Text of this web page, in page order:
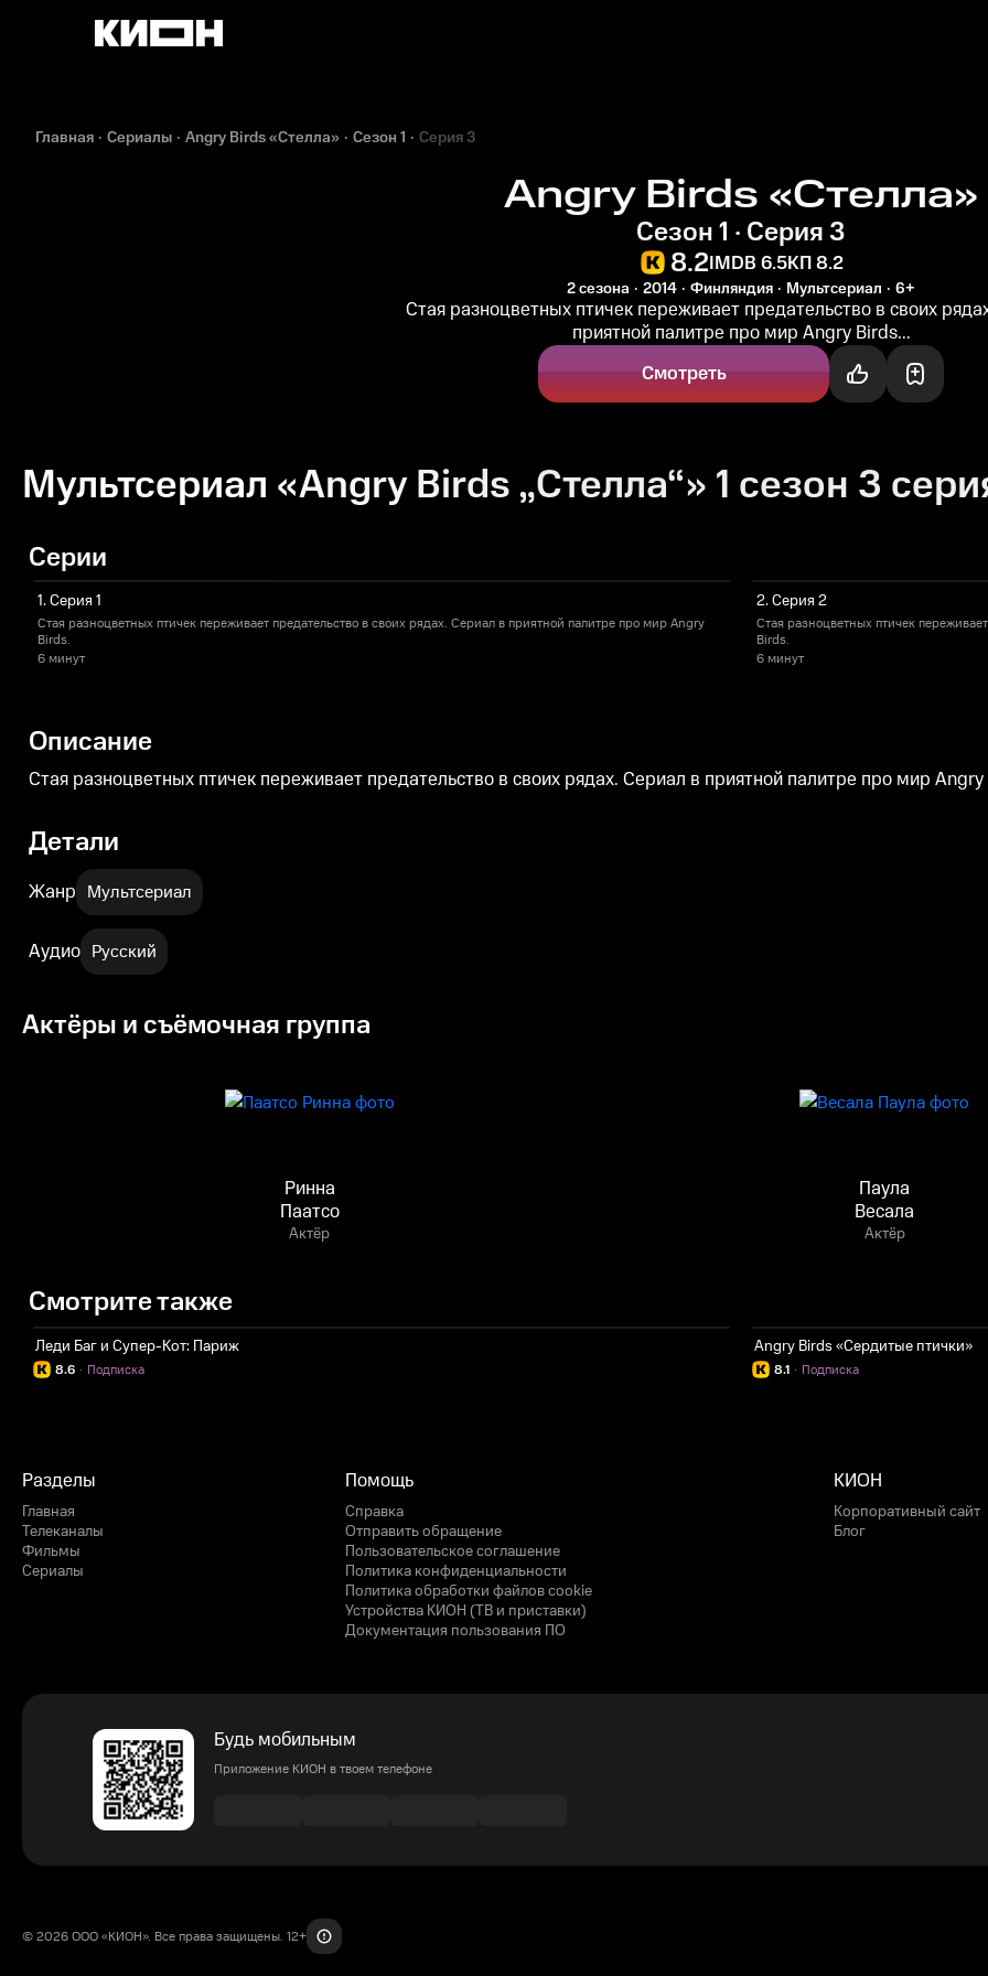
Главная Сериалы Angry Birds «Стелла» Сезон 1 Серия 3
Angry Birds «Стелла»
Сезон 1 · Серия 3
8.2IMDB 6.5КП 8.2
2 сезона 2014 Финляндия Мультсериал 6+
Стая разноцветных птичек переживает предательство в своих
приятной палитре про мир Angry Birds...
Смотреть
Мультсериал «Angry Birds „Стелла“» 1 сезон 3
Серии
1. Серия 1
Стая разноцветных птичек переживает предательство в своих рядах. Cериал в приятной палитре про мир Angry
Birds.
6 минут
2. Серия 2
Стая разноцветных птичек
Birds.
6 минут
Описание
Стая разноцветных птичек переживает предательство в своих рядах. Cериал в приятной палитре про мир
Детали
Жанр Мультсериал
Аудио Русский
Актёры и съёмочная группа
Ринна
Паатсо
Актёр
Паула
Весала
Актёр
Смотрите также
Леди Баг и Супер-Кот: Париж
8.6 Подписка
·
Angry Birds «Сердитые птички»
8.1 Подписка
·
Разделы
Главная
Телеканалы
Фильмы
Сериалы
Помощь
Справка
Отправить обращение
Пользовательское соглашение
Политика конфиденциальности
Политика обработки файлов cookie
Устройства КИОН (ТВ и приставки)
Документация пользования ПО
КИОН
Корпоративный сайт
Блог
Будь мобильным
Приложение КИОН в твоем телефоне
© 2026 ООО «КИОН». Все права защищены. 12+